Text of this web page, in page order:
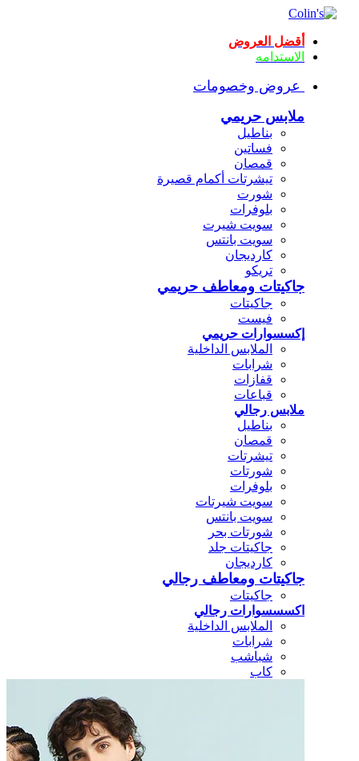
أقضل العروض
الاستدامه
عروض وخصومات
ملابس حريمي
بناطيل
فساتين
قمصان
تيشرتات أكمام قصيرة
شورت
بلوفرات
سويت شيرت
سويت بانتس
كارديجان
تريكو
جاكيتات ومعاطف حريمي
جاكيتات
فيست
إكسسوارات حريمي
الملابس الداخلية
شرابات
قفازات
قباعات
ملابس رجالي
بناطيل
قمصان
تيشرتات
شورتات
بلوفرات
سويت شيرتات
سويت بانتس
شورتات بحر
جاكيتات جلد
كارديجان
جاكيتات ومعاطف رجالي
جاكيتات
اكسسسوارات رجالي
الملابس الداخلية
شرابات
شباشب
كاب